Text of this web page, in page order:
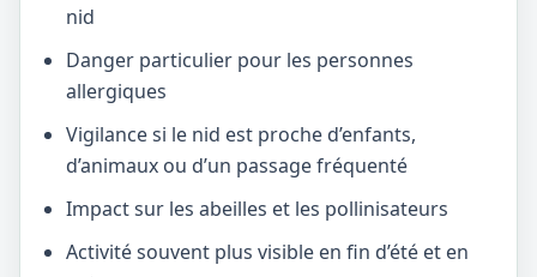
nid
Danger particulier pour les personnes
allergiques
Vigilance si le nid est proche d’enfants,
d’animaux ou d’un passage fréquenté
Impact sur les abeilles et les pollinisateurs
Activité souvent plus visible en fin d’été et en